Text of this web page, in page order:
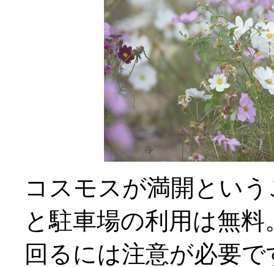
コスモスが満開とい
と駐車場の利用は無
回るには注意が必要